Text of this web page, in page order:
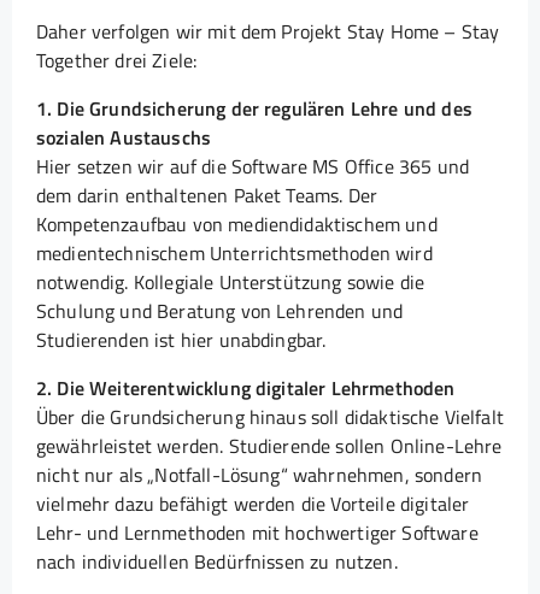
Daher verfolgen wir mit dem Projekt Stay Home – Stay
Together drei Ziele:
1. Die Grundsicherung der regulären Lehre und des
sozialen Austauschs
Hier setzen wir auf die Software MS Office 365 und
dem darin enthaltenen Paket Teams. Der
Kompetenzaufbau von mediendidaktischem und
medientechnischem Unterrichtsmethoden wird
notwendig. Kollegiale Unterstützung sowie die
Schulung und Beratung von Lehrenden und
Studierenden ist hier unabdingbar.
2. Die Weiterentwicklung digitaler Lehrmethoden
Über die Grundsicherung hinaus soll didaktische Vielfalt
gewährleistet werden. Studierende sollen Online-Lehre
nicht nur als „Notfall-Lösung“ wahrnehmen, sondern
vielmehr dazu befähigt werden die Vorteile digitaler
Lehr- und Lernmethoden mit hochwertiger Software
nach individuellen Bedürfnissen zu nutzen.